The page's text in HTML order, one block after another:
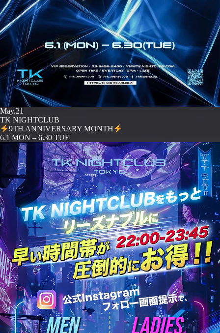
May.21
TK NIGHTCLUB
9TH ANNIVERSARY MONTH
️6.1 MON – 6.30 TUE